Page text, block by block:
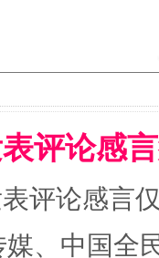
"炒
评论感
评论感言
、中国全